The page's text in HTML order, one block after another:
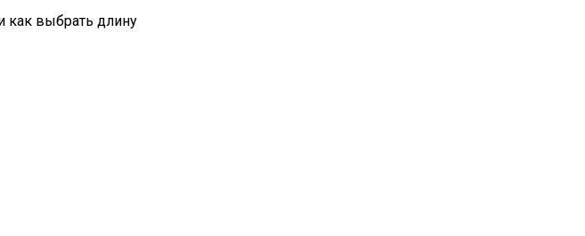
как выбрать длину